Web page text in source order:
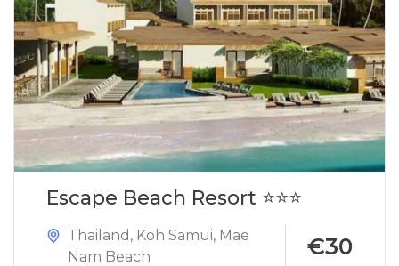
Escape Beach Resort ⭐⭐⭐
Thailand , Koh Samui, Mae
Nam Beach
€30